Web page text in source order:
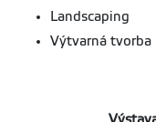
Landscaping
Výtvarná tvorba